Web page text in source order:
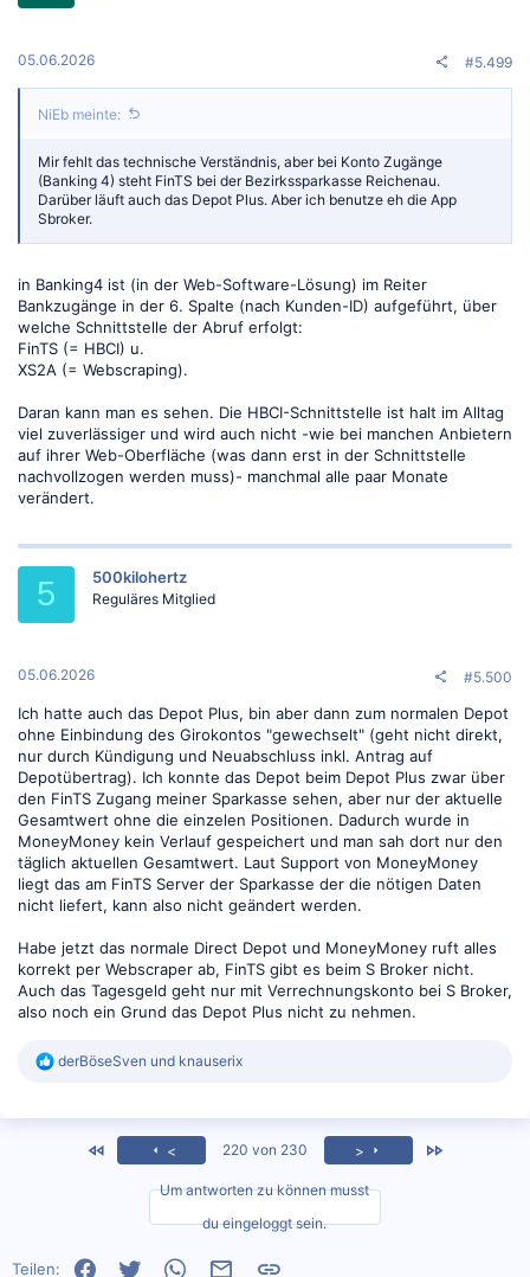
05.06.2026 #5.499
NiEb meinte:
Mir fehlt das technische Verständnis, aber bei Konto Zugänge
(Banking 4) steht FinTS bei der Bezirkssparkasse Reichenau.
Darüber läuft auch das Depot Plus. Aber ich benutze eh die App
Sbroker.
in Banking4 ist (in der Web-Software-Lösung) im Reiter
Bankzugänge in der 6. Spalte (nach Kunden-ID) aufgeführt, über
welche Schnittstelle der Abruf erfolgt:
FinTS (= HBCI) u.
XS2A (= Webscraping).
Daran kann man es sehen. Die HBCI-Schnittstelle ist halt im Alltag
viel zuverlässiger und wird auch nicht -wie bei manchen Anbietern
auf ihrer Web-Oberfläche (was dann erst in der Schnittstelle
nachvollzogen werden muss)- manchmal alle paar Monate
verändert.
5 500kilohertz
Reguläres Mitglied
05.06.2026 #5.500
Ich hatte auch das Depot Plus, bin aber dann zum normalen Depot
ohne Einbindung des Girokontos "gewechselt" (geht nicht direkt,
nur durch Kündigung und Neuabschluss inkl. Antrag auf
Depotübertrag). Ich konnte das Depot beim Depot Plus zwar über
den FinTS Zugang meiner Sparkasse sehen, aber nur der aktuelle
Gesamtwert ohne die einzelen Positionen. Dadurch wurde in
MoneyMoney kein Verlauf gespeichert und man sah dort nur den
täglich aktuellen Gesamtwert. Laut Support von MoneyMoney
liegt das am FinTS Server der Sparkasse der die nötigen Daten
nicht liefert, kann also nicht geändert werden.
Habe jetzt das normale Direct Depot und MoneyMoney ruft alles
korrekt per Webscraper ab, FinTS gibt es beim S Broker nicht.
Auch das Tagesgeld geht nur mit Verrechnungskonto bei S Broker,
also noch ein Grund das Depot Plus nicht zu nehmen.
R
k
derBöseSven und knauserix
< 220 von 230 >
Um antworten zu können musst
du eingeloggt sein.
Teilen: FacebookTwitter WhatsApp
E-MailLink